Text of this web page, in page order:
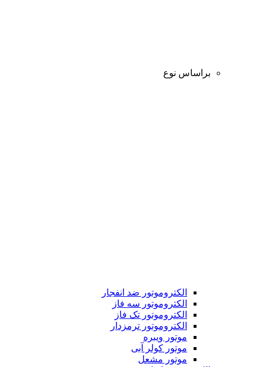
براساس نوع
الکتروموتور ضد انفجار
الکتروموتور سه فاز
الکتروموتور تک فاز
الکتروموتور ترمزدار
موتور ویبره
موتور کولر آبی
موتور مشعل